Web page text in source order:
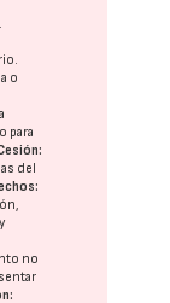
o
para
del
no